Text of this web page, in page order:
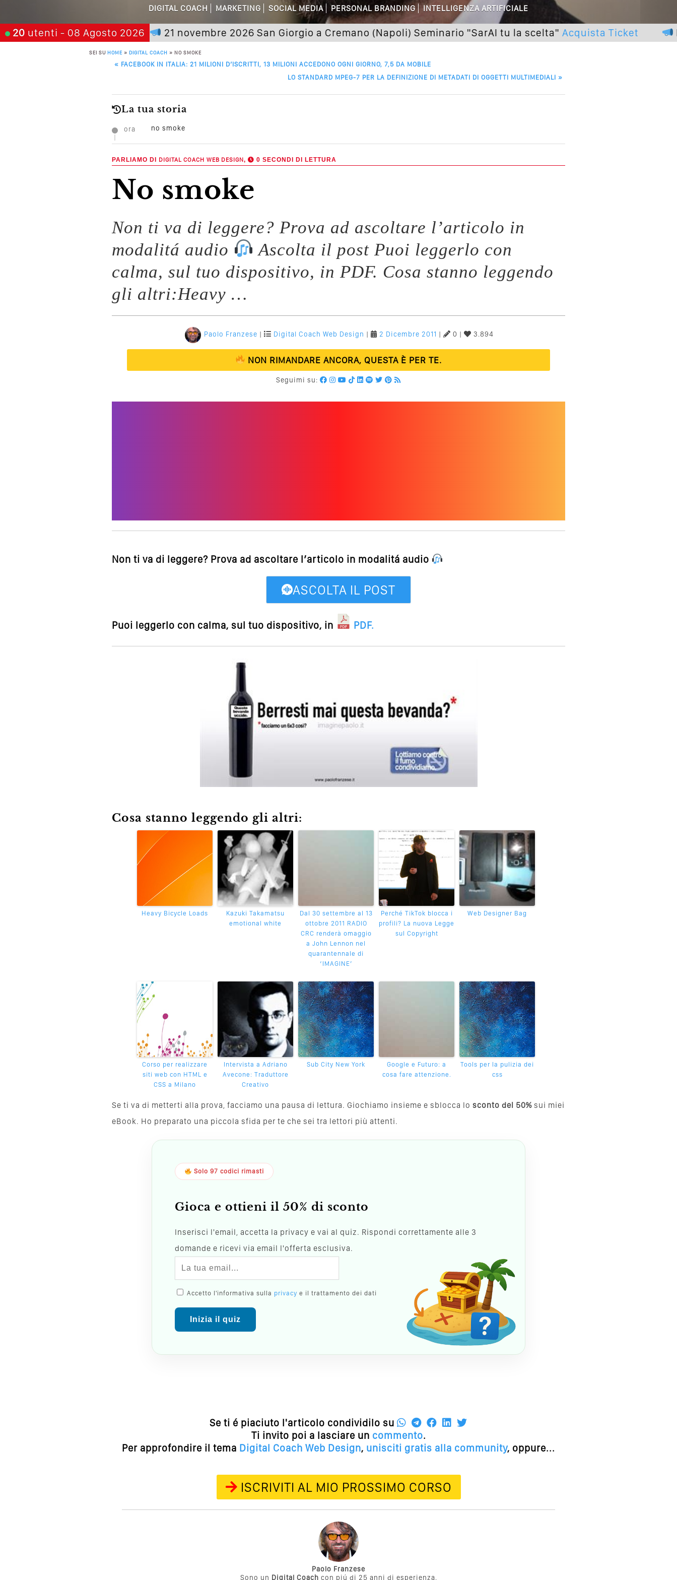
Quali Sono Gli Errori Della Comunicazione Politica? Il Caso Delle Braccia Incrociate
Come Promuoversi Nel Wedding? Il Mio Intervento Per L’Accademia Del Wedding
DIGITAL COACH MARKETING SOCIAL MEDIA PERSONAL BRANDING INTELLIGENZA ARTIFICIALE
20 utenti - 08 Agosto 2026
aspetta, scegli: 21 novembre 2026San Giorgio a Cremano (Napoli) Seminario "SarAI tu la scelta"Acquista Ticket
SEI SU HOME » DIGITAL COACH » NO SMOKE
POST NAVIGATION
« FACEBOOK IN ITALIA: 21 MILIONI D’ISCRITTI, 13 MILIONI ACCEDONO OGNI GIORNO, 7,5 DA MOBILE
LO STANDARD MPEG-7 PER LA DEFINIZIONE DI METADATI DI OGGETTI MULTIMEDIALI »
La tua storia
ora no smoke
PARLIAMO DI DIGITAL COACH WEB DESIGN, 0 SECONDI DI LETTURA
no smoke
Non ti va di leggere? Prova ad ascoltare l’articolo in
modalitá audio
Ascolta il post Puoi leggerlo con
calma, sul tuo dispositivo, in PDF. Cosa stanno leggendo
gli altri:Heavy …
Paolo Franzese | Digital Coach Web Design | 2 Dicembre 2011 | 0 | 3.894
NON RIMANDARE ANCORA, QUESTA È PER TE.
Seguimi su:
Non ti va di leggere? Prova ad ascoltare l’articolo in modalitá audio
ASCOLTA IL POST
Puoi leggerlo con calma, sul tuo dispositivo, in PDF.
Cosa stanno leggendo gli altri:
Heavy Bicycle Loads
Kazuki Takamatsu
emotional white
Dal 30 settembre al 13
ottobre 2011 RADIO
CRC renderà omaggio
a John Lennon nel
quarantennale di
‘IMAGINE’
Perché TikTok blocca i
profili? La nuova Legge
sul Copyright
Web Designer Bag
Corso per realizzare
siti web con HTML e
CSS a Milano
Intervista a Adriano
Avecone: Traduttore
Creativo
Sub City New York
Google e Futuro: a
cosa fare attenzione.
Tools per la pulizia dei
css
Se ti va di metterti alla prova, facciamo una pausa di lettura. Giochiamo insieme e sblocca lo sconto del 50% sui miei
eBook. Ho preparato una piccola sfida per te che sei tra lettori più attenti.
Solo 97 codici rimasti
Gioca e ottieni il 50% di sconto
Inserisci l'email, accetta la privacy e vai al quiz. Rispondi correttamente alle 3
domande e ricevi via email l'offerta esclusiva.
Accetto l'informativa sulla privacy e il trattamento dei dati
Inizia il quiz
Se ti é piaciuto l'articolo condividilo su
Ti invito poi a lasciare un commento.
Per approfondire il tema Digital Coach Web Design, unisciti gratis alla community, oppure...
ISCRIVITI AL MIO PROSSIMO CORSO
Paolo Franzese
Sono un Digital Coach con piú di 25 anni di esperienza.